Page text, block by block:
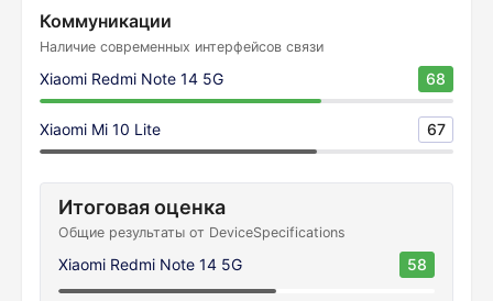
Коммуникации
Наличие современных интерфейсов связи
Xiaomi Redmi Note 14 5G 68
Xiaomi Mi 10 Lite 67
Итоговая оценка
Общие результаты от DeviceSpecifications
Xiaomi Redmi Note 14 5G 58